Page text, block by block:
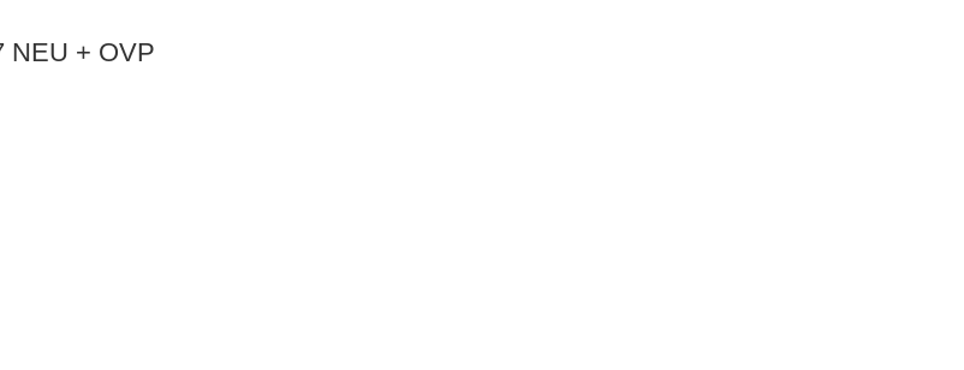
NEU + OVP